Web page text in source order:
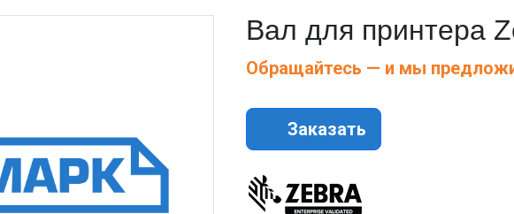
Вал для принтера
Обращайтесь — и мы
Заказать